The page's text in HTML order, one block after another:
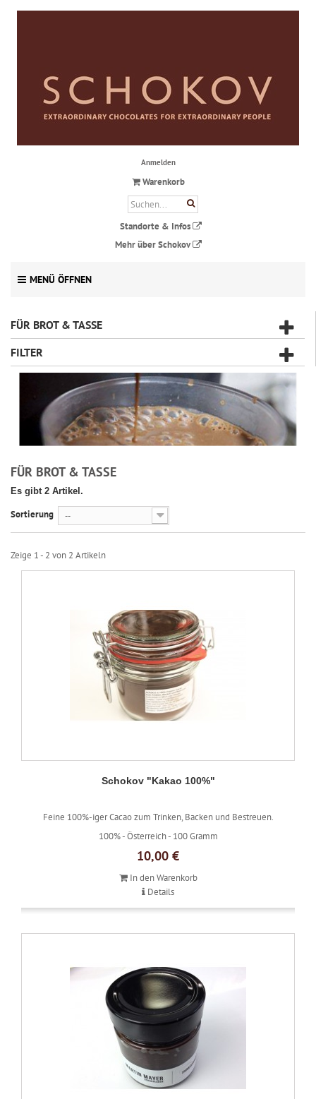
Anmelden
Warenkorb
Standorte & Infos
Mehr über Schokov
MENÜ ÖFFNEN
FÜR BROT & TASSE
FILTER
FÜR BROT & TASSE
Es gibt 2 Artikel.
Sortierung --
Zeige 1 - 2 von 2 Artikeln
Schokov "Kakao 100%"
Feine 100%-iger Cacao zum Trinken, Backen und Bestreuen.
100% -Österreich - 100 Gramm
10,00 €
In den Warenkorb
Details